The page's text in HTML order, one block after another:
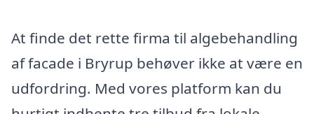
At finde det rette firma til algebehandling
af facade i Bryrup behøver ikke at være en
udfordring. Med vores platform kan du